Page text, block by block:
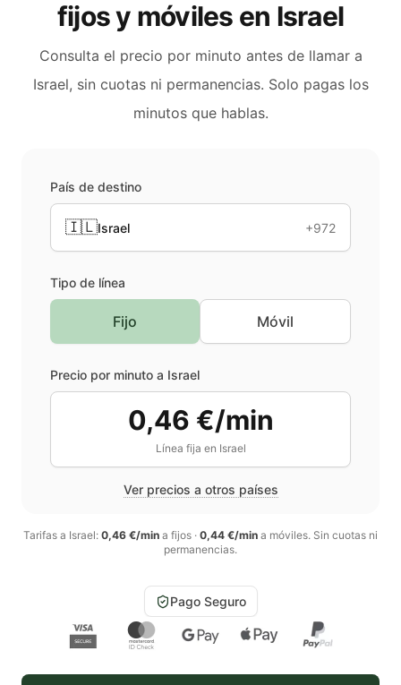
fijos y móviles en Israel
Consulta el precio por minuto antes de llamar a
Israel, sin cuotas ni permanencias. Solo pagas los
minutos que hablas.
País de destino
🇮🇱Israel +972
Tipo de línea
Fijo Móvil
Precio por minuto a Israel
0,46 €/min
Línea fija en Israel
Ver precios a otros países
Tarifas a Israel: 0,46 €/min a fijos · 0,44 €/min a móviles. Sin cuotas ni
permanencias.
Pago Seguro